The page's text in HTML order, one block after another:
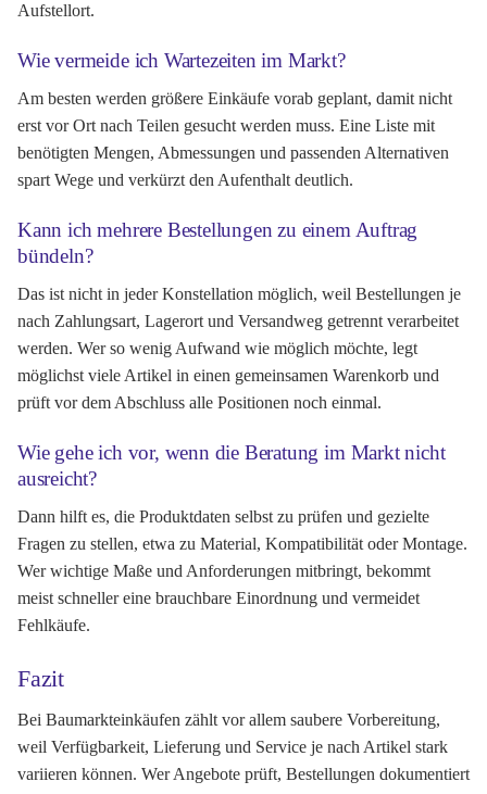
Aufstellort.
Wie vermeide ich Wartezeiten im Markt?
Am besten werden größere Einkäufe vorab geplant, damit nicht
erst vor Ort nach Teilen gesucht werden muss. Eine Liste mit
benötigten Mengen, Abmessungen und passenden Alternativen
spart Wege und verkürzt den Aufenthalt deutlich.
Kann ich mehrere Bestellungen zu einem Auftrag
bündeln?
Das ist nicht in jeder Konstellation möglich, weil Bestellungen je
nach Zahlungsart, Lagerort und Versandweg getrennt verarbeitet
werden. Wer so wenig Aufwand wie möglich möchte, legt
möglichst viele Artikel in einen gemeinsamen Warenkorb und
prüft vor dem Abschluss alle Positionen noch einmal.
Wie gehe ich vor, wenn die Beratung im Markt nicht
ausreicht?
Dann hilft es, die Produktdaten selbst zu prüfen und gezielte
Fragen zu stellen, etwa zu Material, Kompatibilität oder Montage.
Wer wichtige Maße und Anforderungen mitbringt, bekommt
meist schneller eine brauchbare Einordnung und vermeidet
Fehlkäufe.
Fazit
Bei Baumarkteinkäufen zählt vor allem saubere Vorbereitung,
weil Verfügbarkeit, Lieferung und Service je nach Artikel stark
variieren können. Wer Angebote prüft, Bestellungen dokumentiert